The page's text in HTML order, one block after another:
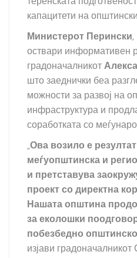
капацитети на
Министерот Перински,
оствари информативен
градоначалникот
што заеднички беа
можности за развој на
инфраструктура и
соработката со
„Ова возило е
меѓуопштинска и
и претставува
проект со директна
Нашата општина
за еколошки
побезбедно
изјави градоначалникот